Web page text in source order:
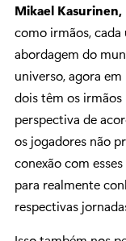
Mikael
como irmãos,
abordagem do
universo, agora
dois têm os irmãos
perspectiva de
os jogadores não
conexão com
para realmente
respectivas